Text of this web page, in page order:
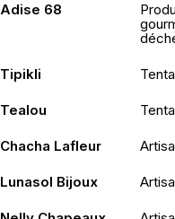
Adise 68
Tipikli
Tealou
Chacha Lafleur
Lunasol Bijoux